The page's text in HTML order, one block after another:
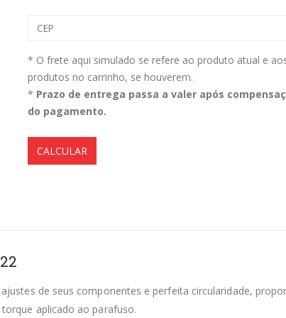
* O frete aqui simulado se refere ao produto atual e
produtos no carrinho, se houverem.
* Prazo de entrega passa a valer após
do pagamento.
CALCULAR
de seus componentes e perfeita circularidade,
aplicado ao parafuso.
0out of 5
R$ 29,99
out of 5
R$234,99
R$259,90 R$259,90